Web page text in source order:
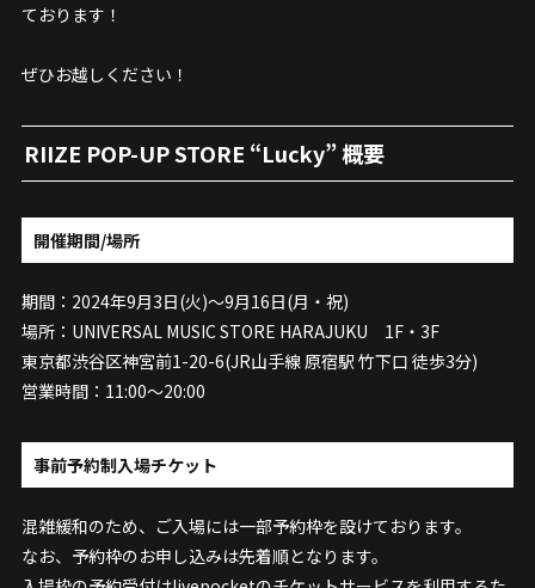
ております！
ぜひお越しください！
RIIZE POP-UP STORE “Lucky” 概要
開催期間/場所
期間：2024年9月3日(火)〜9月16日(月・祝)
場所：UNIVERSAL MUSIC STORE HARAJUKU 1F・3F
東京都渋谷区神宮前1-20-6(JR山手線 原宿駅 竹下口 徒歩3分)
営業時間：11:00～20:00
事前予約制入場チケット
混雑緩和のため、ご入場には一部予約枠を設けております。
なお、予約枠のお申し込みは先着順となります。